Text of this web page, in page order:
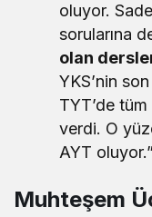
oluyor.
sorularına
olan
YKS’nin
TYT’de
verdi. O
AYT oluyor.”
Muhteşem